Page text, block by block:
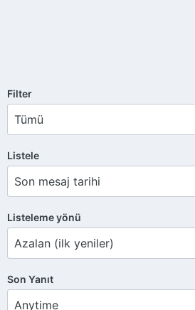
Filter
Listele
Listeleme yönü
Son Yanıt